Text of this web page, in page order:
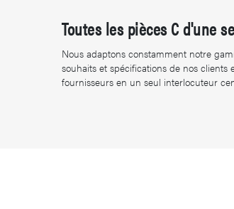
Toutes les pièces C d'une
Nous adaptons constamment notre
souhaits et spécifications de nos clients
fournisseurs en un seul interlocuteur